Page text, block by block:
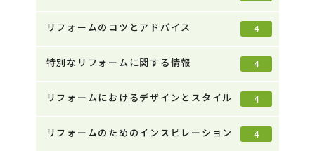
リフォームのコツとアドバイス 4
特別なリフォームに関する情報 4
リフォームにおけるデザインとスタイル 4
リフォームのためのインスピレーション 4